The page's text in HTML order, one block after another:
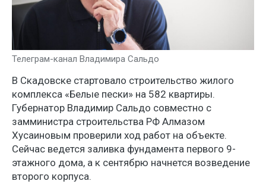
Телеграм-канал Владимира Сальдо
В Скадовске стартовало строительство жилого
комплекса «Белые пески» на 582 квартиры.
Губернатор Владимир Сальдо совместно с
замминистра строительства РФ Алмазом
Хусаиновым проверили ход работ на объекте.
Сейчас ведется заливка фундамента первого 9-
этажного дома, а к сентябрю начнется возведение
второго корпуса.